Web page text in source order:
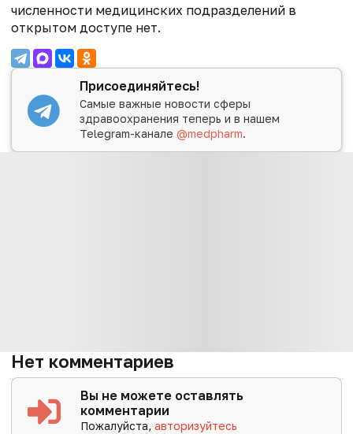
численности медицинских подразделений в
открытом доступе нет.
Присоединяйтесь!
Самые важные новости сферы
здравоохранения теперь и в нашем
Telegram-канале@medpharm.
Нет комментариев
Вы не можете оставлять
комментарии
Пожалуйста,авторизуйтесь